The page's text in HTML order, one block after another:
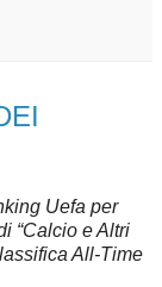
Uefa per
“Calcio e Altri
All-Time